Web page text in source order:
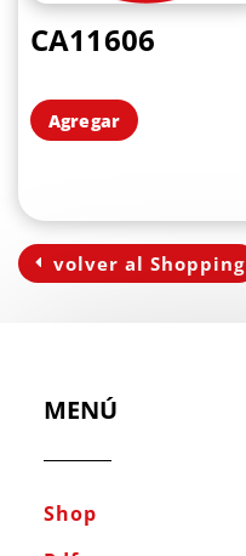
CA11606
Agregar
volver al Shopping
MENÚ
Shop